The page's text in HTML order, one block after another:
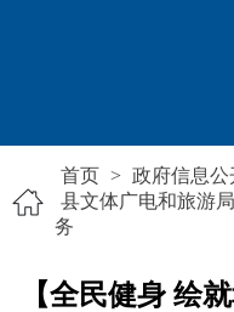
首页 > 政府信息公
县文体广电和旅游局
务
【全民健身 绘